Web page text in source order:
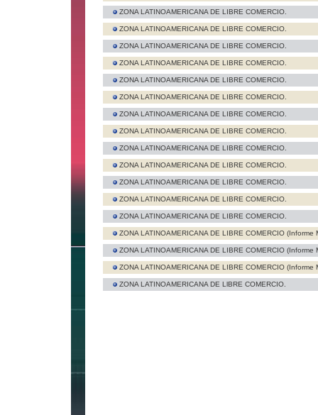
ZONA LATINOAMERICANA DE LIBRE COMERCIO.
ZONA LATINOAMERICANA DE LIBRE COMERCIO.
ZONA LATINOAMERICANA DE LIBRE COMERCIO.
ZONA LATINOAMERICANA DE LIBRE COMERCIO.
ZONA LATINOAMERICANA DE LIBRE COMERCIO.
ZONA LATINOAMERICANA DE LIBRE COMERCIO.
ZONA LATINOAMERICANA DE LIBRE COMERCIO.
ZONA LATINOAMERICANA DE LIBRE COMERCIO.
ZONA LATINOAMERICANA DE LIBRE COMERCIO.
ZONA LATINOAMERICANA DE LIBRE COMERCIO.
ZONA LATINOAMERICANA DE LIBRE COMERCIO.
ZONA LATINOAMERICANA DE LIBRE COMERCIO.
ZONA LATINOAMERICANA DE LIBRE COMERCIO.
ZONA LATINOAMERICANA DE LIBRE COMERCIO (Informe
ZONA LATINOAMERICANA DE LIBRE COMERCIO (Informe
ZONA LATINOAMERICANA DE LIBRE COMERCIO (Informe
ZONA LATINOAMERICANA DE LlBRE COMERCIO.